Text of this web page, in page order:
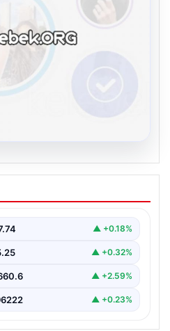
İle Sanal
Adresi Ve Chat
güvenli bir şekilde bağlantı
▲ +0.18%
▲ +0.32%
▲ +2.59%
▲ +0.23%